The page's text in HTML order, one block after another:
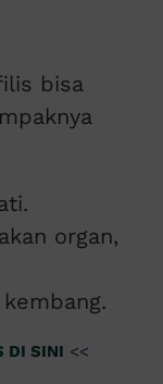
bisa
organ,
DI SINI <<